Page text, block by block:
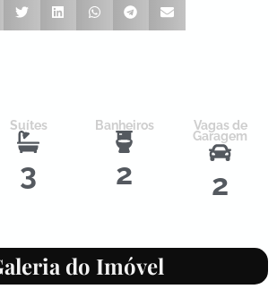
Suítes
3
Banheiros
2
Vagas de
Garagem
2
do Imóvel